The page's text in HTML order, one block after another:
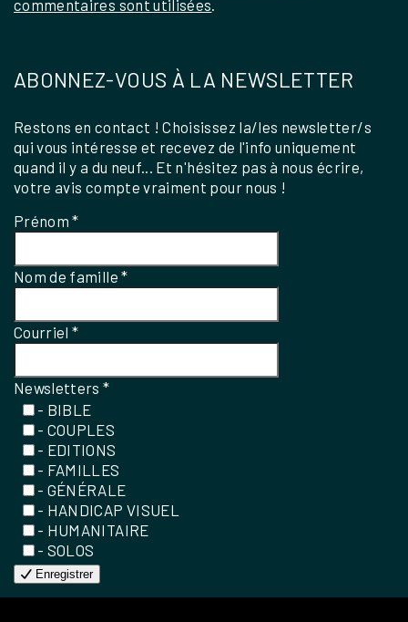
commentaires sont utilisées.
ABONNEZ-VOUS À LA NEWSLETTER
Restons en contact ! Choisissez la/les newsletter/s
qui vous intéresse et recevez de l'info uniquement
quand il y a du neuf... Et n'hésitez pas à nous écrire,
votre avis compte vraiment pour nous !
Prénom*
Nom de famille*
Courriel*
Newsletters*
- BIBLE
- COUPLES
- EDITIONS
- FAMILLES
- GÉNÉRALE
- HANDICAP VISUEL
- HUMANITAIRE
- SOLOS
Enregistrer